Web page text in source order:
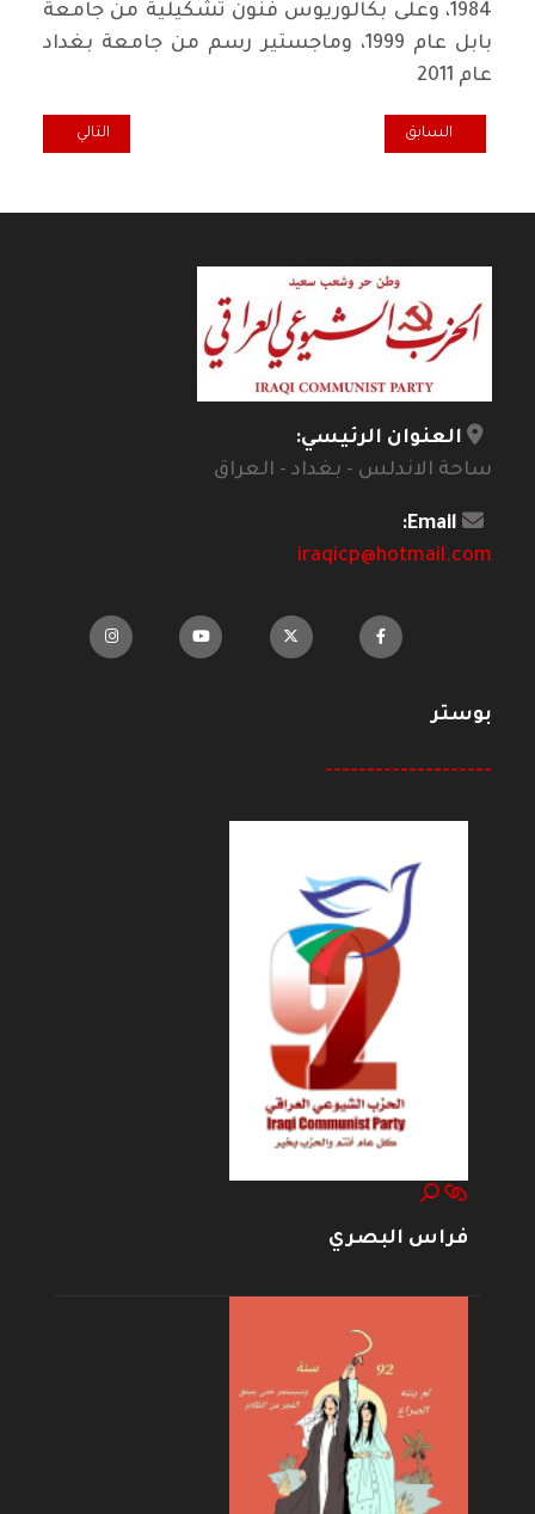
1984، وعلى بكالوريوس فنون تشكيلية من جامعة
بابل عام 1999، وماجستير رسم من جامعة بغداد
عام 2011
المقال السابق: "خيط البريسم" والامتدادات النوابية
السابق المقال التالي:
التالي
العنوان الرئيسي:
ساحة الاندلس - بغداد - العراق
Email:
iraqicp@hotmail.com
بوستر
--------------------
فراس البصري